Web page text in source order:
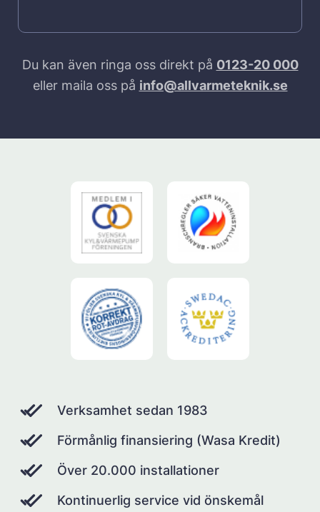
Du kan även ringa oss direkt på 0123-20 000
eller maila oss på info@allvarmeteknik.se
Verksamhet sedan 1983
Förmånlig finansiering (Wasa Kredit)
Över 20.000 installationer
Kontinuerlig service vid önskemål